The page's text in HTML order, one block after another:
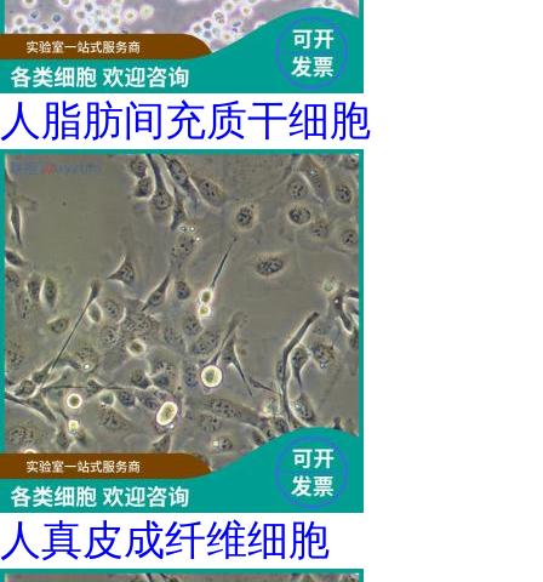
人脂肪间充质干细胞
人真皮成纤维细胞